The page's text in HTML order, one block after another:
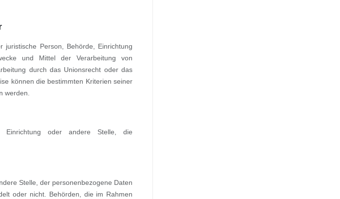
Person, Behörde, Einrichtung
und Mittel der Verarbeitung von
durch das Unionsrecht oder das
können die bestimmten Kriterien seiner
werden.
Einrichtung oder andere Stelle, die
Stelle, der personenbezogene Daten
oder nicht. Behörden, die im Rahmen